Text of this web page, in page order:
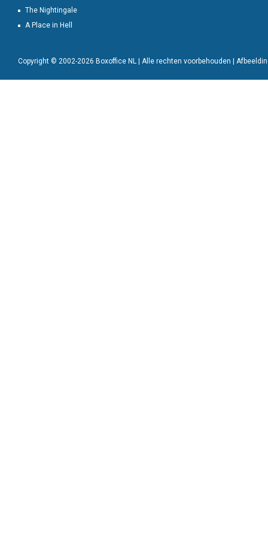
The Nightingale
A Place in Hell
Copyright © 2002-2026 Boxoffice NL | Alle rechten voorbehouden |